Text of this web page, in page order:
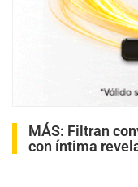
MÁS: Filtran
con íntima